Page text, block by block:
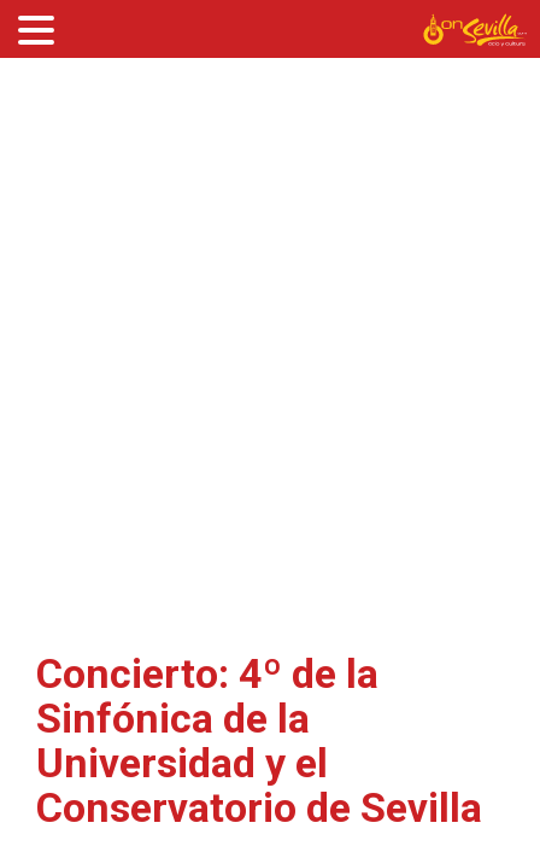
Concierto: 4º de la
Sinfónica de la
Universidad y el
Conservatorio de Sevilla